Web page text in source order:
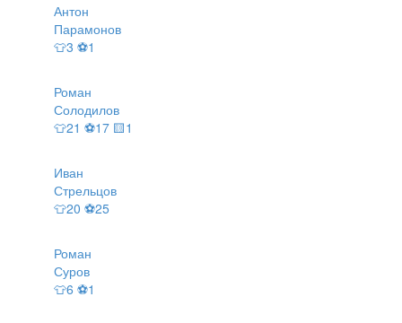
Антон
Парамонов
👕3 ⚽1
Роман
Солодилов
👕21 ⚽17 🟨1
Иван
Стрельцов
👕20 ⚽25
Роман
Суров
👕6 ⚽1